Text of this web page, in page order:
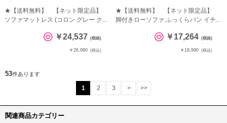
★【送料無料】 【ネット限定品】
ソファマットレス (コロン グレー ク...
￥24,537 (税抜)
￥26,990 (税込)
★【送料無料】 【ネット限定品】
脚付きローソファ ふっくらパン イチ...
￥17,264 (税抜)
￥18,990 (税込)
53件あります
1 2 3 > >>
関連商品カテゴリー